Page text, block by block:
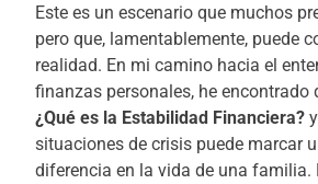
Este es un escenario que muchos
pero que, lamentablemente, puede
realidad. En mi camino hacia el
finanzas personales, he encontrado
¿Qué es la Estabilidad Financiera?
situaciones de crisis puede marcar
diferencia en la vida de una familia.